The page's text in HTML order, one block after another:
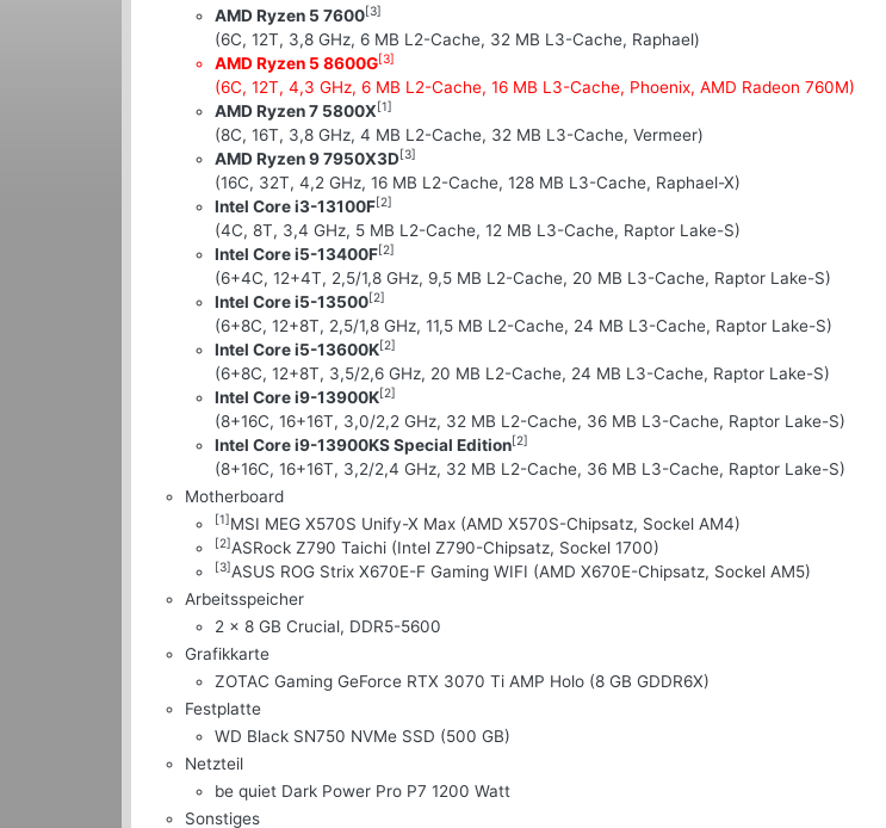
AMD Ryzen 5 7600[3]
(6C, 12T, 3,8 GHz, 6 MB L2-Cache, 32 MB L3-Cache, Raphael)
AMD Ryzen 5 8600G[3]
(6C, 12T, 4,3 GHz, 6 MB L2-Cache, 16 MB L3-Cache, Phoenix, AMD Radeon 760M)
AMD Ryzen 7 5800X [1]
(8C, 16T, 3,8 GHz, 4 MB L2-Cache, 32 MB L3-Cache, Vermeer)
AMD Ryzen 9 7950X3D [3]
(16C, 32T, 4,2 GHz, 16 MB L2-Cache, 128 MB L3-Cache, Raphael-X)
Intel Core i3-13100F[2]
(4C, 8T, 3,4 GHz, 5 MB L2-Cache, 12 MB L3-Cache, Raptor Lake-S)
Intel Core i5-13400F[2]
(6+4C, 12+4T, 2,5/1,8 GHz, 9,5 MB L2-Cache, 20 MB L3-Cache, Raptor Lake-S)
Intel Core i5-13500[2]
(6+8C, 12+8T, 2,5/1,8 GHz, 11,5 MB L2-Cache, 24 MB L3-Cache, Raptor Lake-S)
Intel Core i5-13600K[2]
(6+8C, 12+8T, 3,5/2,6 GHz, 20 MB L2-Cache, 24 MB L3-Cache, Raptor Lake-S)
Intel Core i9-13900K[2]
(8+16C, 16+16T, 3,0/2,2 GHz, 32 MB L2-Cache, 36 MB L3-Cache, Raptor Lake-S)
Intel Core i9-13900KS Special Edition[2]
(8+16C, 16+16T, 3,2/2,4 GHz, 32 MB L2-Cache, 36 MB L3-Cache, Raptor Lake-S)
Motherboard
[1] MSI MEG X570S Unify-X Max (AMD X570S-Chipsatz, Sockel AM4)
[2]ASRock Z790 Taichi (Intel Z790-Chipsatz, Sockel 1700)
[3]ASUS ROG Strix X670E-F Gaming WIFI (AMD X670E-Chipsatz, Sockel AM5)
Arbeitsspeicher
2 x 8 GB Crucial, DDR5-5600
Grafikkarte
ZOTAC Gaming GeForce RTX 3070 Ti AMP Holo (8 GB GDDR6X)
Festplatte
WD Black SN750 NVMe SSD (500 GB)
Netzteil
be quiet Dark Power Pro P7 1200 Watt
Sonstiges